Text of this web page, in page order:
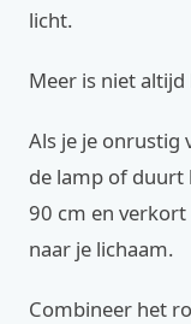
licht.
Meer is niet
Als je je onrustig
de lamp of duurt
90 cm en
naar je lichaam.
Combineer het